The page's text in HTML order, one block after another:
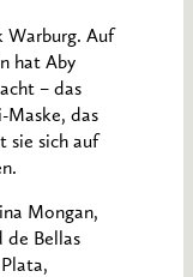
Warburg. Auf
hat Aby
– das
Maske, das
sie sich auf
Mongan,
de Bellas